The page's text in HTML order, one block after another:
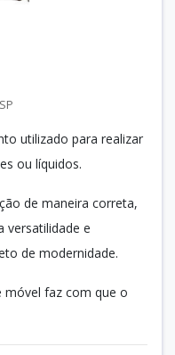
utilizado para realizar
ou líquidos.
de maneira correta,
versatilidade e
de modernidade.
móvel faz com que o